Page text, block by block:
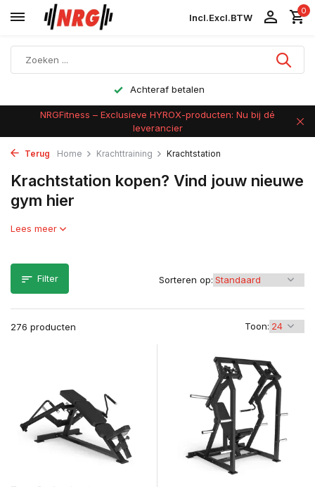
Incl.Excl.BTW
0
Achteraf betalen
NRGFitness – Exclusieve HYROX-producten: Nu bij dé
leverancier
Terug Home Krachttraining Krachtstation
Krachtstation kopen? Vind jouw nieuwe
gym hier
Lees meer
Filter
276 producten Toon:
Sorteren op: